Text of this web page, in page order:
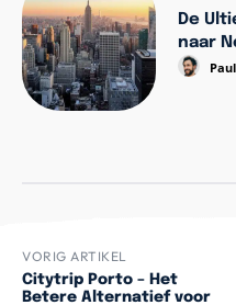
De
naar
Paul
VORIG ARTIKEL
Citytrip Porto – Het
Betere Alternatief voor